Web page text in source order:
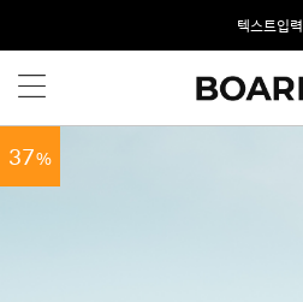
텍스트입력
37%